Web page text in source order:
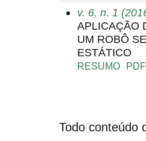
v. 6, n. 1
APLICAÇÃO
UM ROBÔ
ESTÁTICO
RESUMO PDF
Todo conteúdo